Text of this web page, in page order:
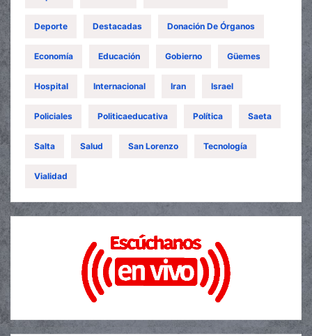
Deporte Destacadas Donación De Órganos
Economía Educación Gobierno Güemes
Hospital Internacional Iran Israel
Policiales Politicaeducativa Política Saeta
Salta Salud San Lorenzo Tecnología
Vialidad